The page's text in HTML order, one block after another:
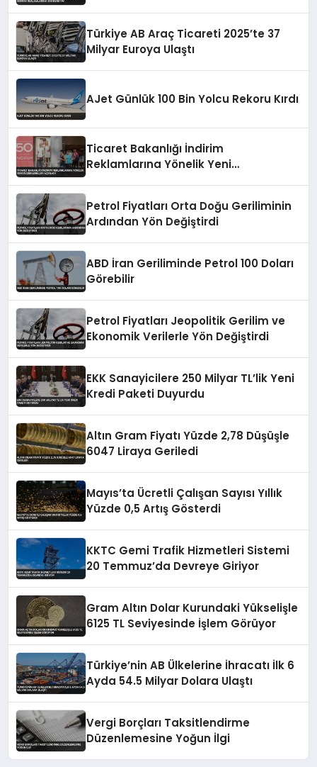
Türkiye AB Araç Ticareti 2025’te 37
Milyar Euroya Ulaştı
AJet Günlük 100 Bin Yolcu Rekoru Kırdı
Ticaret Bakanlığı İndirim
Reklamlarına Yönelik Yeni
Petrol Fiyatları Orta Doğu Geriliminin
Ardından Yön Değiştirdi
ABD İran Geriliminde Petrol 100 Doları
Görebilir
Petrol Fiyatları Jeopolitik Gerilim ve
Ekonomik Verilerle Yön Değiştirdi
EKK Sanayicilere 250 Milyar TL’lik Yeni
Kredi Paketi Duyurdu
Altın Gram Fiyatı Yüzde 2,78 Düşüşle
6047 Liraya Geriledi
Mayıs’ta Ücretli Çalışan Sayısı Yıllık
Yüzde 0,5 Artış Gösterdi
KKTC Gemi Trafik Hizmetleri Sistemi
20 Temmuz’da Devreye Giriyor
Gram Altın Dolar Kurundaki Yükselişle
6125 TL Seviyesinde İşlem Görüyor
Türkiye’nin AB Ülkelerine İhracatı İlk 6
Ayda 54.5 Milyar Dolara Ulaştı
Vergi Borçları Taksitlendirme
Düzenlemesine Yoğun İlgi